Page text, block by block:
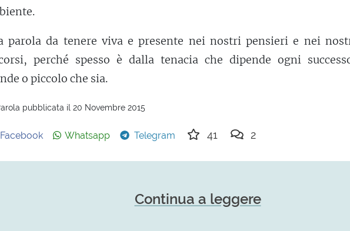
parola da tenere viva e presente nei nostri pensieri e nei
perché spesso è dalla tenacia che dipende ogni
o piccolo che sia.
pubblicata il 20 Novembre 2015
Facebook Whatsapp Telegram 41 2
Continua a leggere